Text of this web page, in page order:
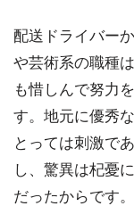
配送ドライバー
や芸術系の職種
も惜しんで努力
す。地元に優秀
とっては刺激で
し、驚異は杞憂
だったからです。